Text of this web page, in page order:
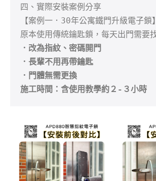
四、實際安裝案例分享
【案例一．30年公寓鐵門升級電子鎖】
．改為指紋、密碼開門
．長輩不用再帶鑰匙
．門體無需更換
施工時間：含使用教學約２-３小時